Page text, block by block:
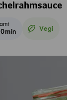
Vegi
Vegetarisch